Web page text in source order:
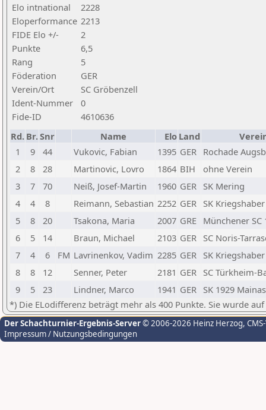
Elo intnational
2228
Eloperformance 2213
FIDE Elo +/-
2
Punkte
6,5
Rang
5
Föderation
GER
Verein/Ort
SC Gröbenzell
Ident-Nummer
0
Fide-ID
4610636
Rd. Br.Snr Name Elo Land
1
9 44 Vukovic, Fabian 1395 GER Rochade
2
8 28 Martinovic, Lovro 1864 BIH
ohne Verein
3
7 70 Neiß, Josef-Martin 1960 GER SK Mering
4
4 8 Reimann, Sebastian 2252 GER SK Kriegshaber
5
8 20 Tsakona, Maria 2007 GRE Münchener SC
6
5 14 Braun, Michael 2103 GER SC Noris-
7
4 6 FM Lavrinenkov, Vadim 2285 GER SK Kriegshaber
8
8 12 Senner, Peter 2181 GER SC Türkheim-
9
5 23 Lindner, Marco 1941 GER SK 1929
*) Die ELodifferenz beträgt mehr als 400 Punkte. Sie wurde
Der Schachturnier-Ergebnis-Server© 2006-2026 Heinz Herzog,
Impressum / Nutzungsbedingungen